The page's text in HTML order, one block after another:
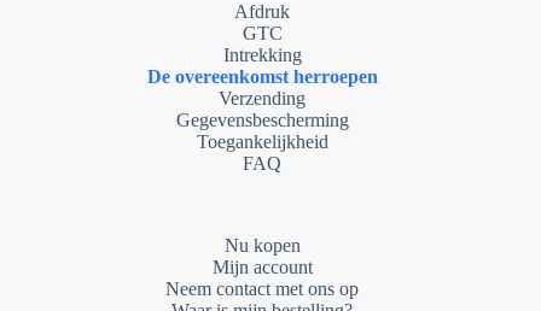
Afdruk
GTC
Intrekking
De overeenkomst herroepen
Verzending
Gegevensbescherming
Toegankelijkheid
FAQ
Nu kopen
Mijn account
Neem contact met ons op